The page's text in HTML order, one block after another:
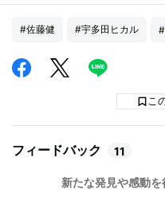
#佐藤健 #宇多田ヒカル
こ
フィードバック 11
新たな発見や感動